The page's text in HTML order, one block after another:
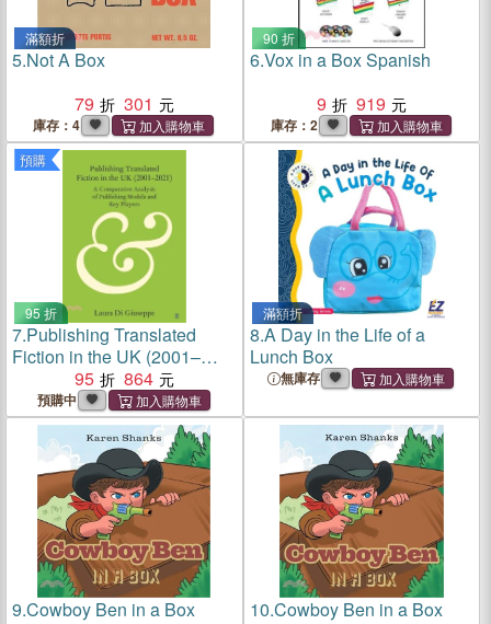
滿額折
5.Not A Box
79
301
庫存：4
90 折
6.Vox in a Box Spanish
9
919
庫存：2
預購
95 折
7.Publishing Translated
Fiction in the UK (2001–
2021)：A Comparative
Analysis of Publishing
Models and Key Players
95 864
預購中
滿額折
8.A Day in the Life of a
Lunch Box
無庫存
9.Cowboy Ben in a Box 10.Cowboy Ben in a Box